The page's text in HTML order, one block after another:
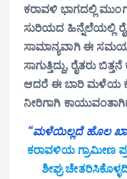
ಕರಾವಳಿ ಭಾಗದಲ್ಲಿ
ಸುರಿಯದ ಹಿನ್ನೆಲೆಯಲ್ಲಿ
ಸಾಮಾನ್ಯವಾಗಿ ಈ
ಸಾಗುತ್ತಿದ್ದು, ರೈತರು
ಆದರೆ ಈ ಬಾರಿ ಮಳೆಯ
ನೀರಿಗಾಗಿ
“ಮಳೆಯಿಲ್ಲದೆ ಹೊಲ
ಕರಾವಳಿಯ ಗ್ರಾಮೀಣ
ಶೀಘ್ರ